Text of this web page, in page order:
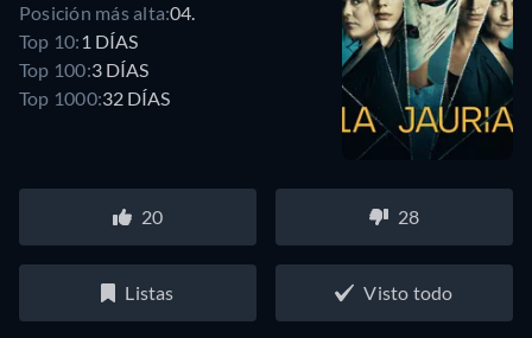
Posición más alta:04.
Top 10: 1 DÍAS
Top 100:3 DÍAS
Top 1000:32 DÍAS
20 28
Listas Visto todo